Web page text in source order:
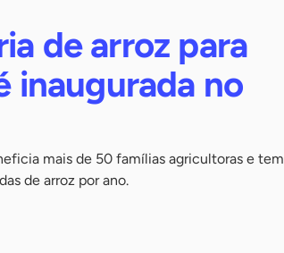
de arroz para
inaugurada no
mais de 50 famílias agricultoras e tem
de arroz por ano.